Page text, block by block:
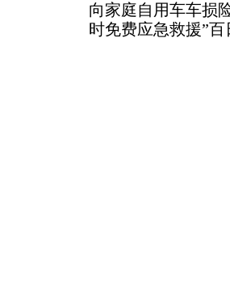
向家庭自用车车损
时免费应急救援”百